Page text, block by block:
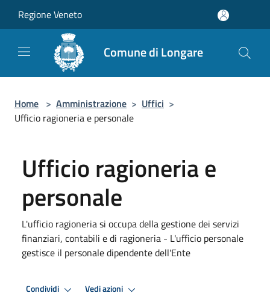
Regione Veneto
Comune di Longare
Home > Amministrazione > Uffici >
Ufficio ragioneria e personale
Ufficio ragioneria e
personale
L'ufficio ragioneria si occupa della gestione dei servizi
finanziari, contabili e di ragioneria - L'ufficio personale
gestisce il personale dipendente dell'Ente
Condividi Vedi azioni